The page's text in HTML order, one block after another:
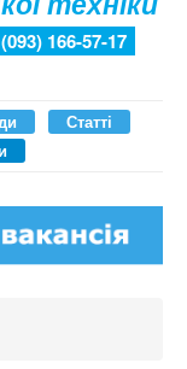
(093) 166-57-17
Статті